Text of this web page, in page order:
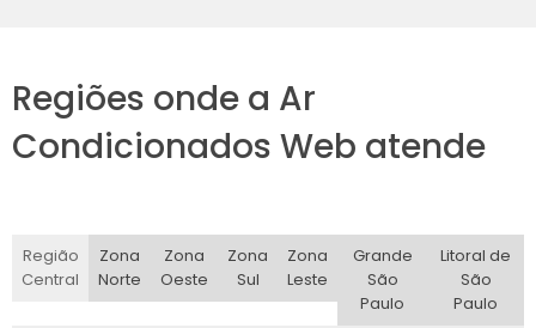
economia de espaço e um design moderno.
DICAS DE MANUTENÇÃO E
A manutenção e instalação adequadas do ar
condicionado Wall Mounted são essenciais
para garantir seu desempenho eficiente e
Regiões onde a Ar
Condicionados Web atende
Região
Central
Zona
Norte
Zona
Oeste
Zona
Sul
Zona
Leste
Grande
São
Paulo
Litoral de
São
Paulo